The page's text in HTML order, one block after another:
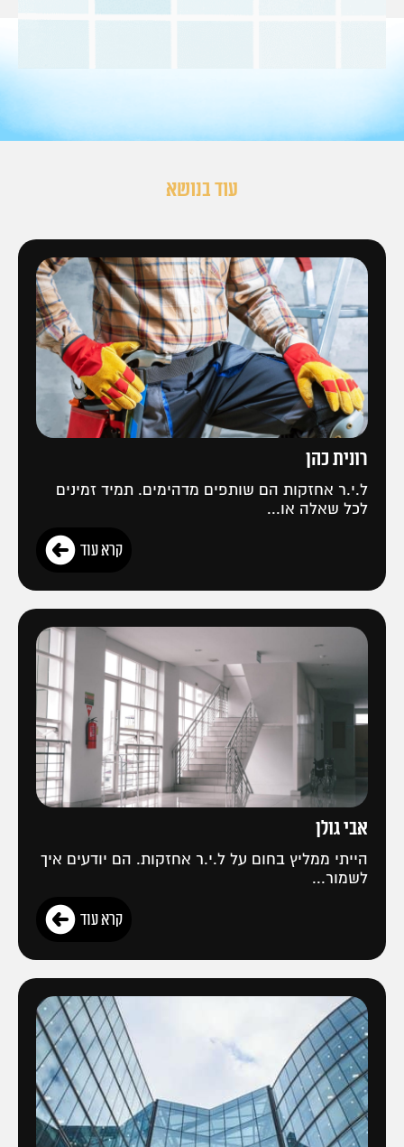
עוד בנושא
רונית כהן
ל.י.ר אחזקות הם שותפים מדהימים. תמיד זמינים
לכל שאלה או...
קרא עוד
אבי גולן
הייתי ממליץ בחום על ל.י.ר אחזקות. הם יודעים איך
לשמור...
קרא עוד